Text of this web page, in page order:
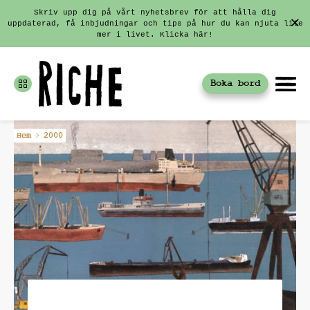
Fortsätt
till
innehållet
Skriv upp dig på vårt nyhetsbrev för att hålla dig
uppdaterad, få inbjudningar och tips på hur du kan njuta lite
mer i livet. Klicka här!
Boka bord
Hem 2000